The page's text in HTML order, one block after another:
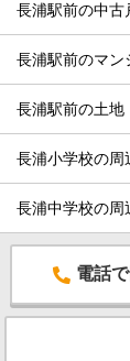
長浦駅前の中古
長浦駅前のマン
長浦駅前の土地
長浦小学校の周
長浦中学校の周
電話